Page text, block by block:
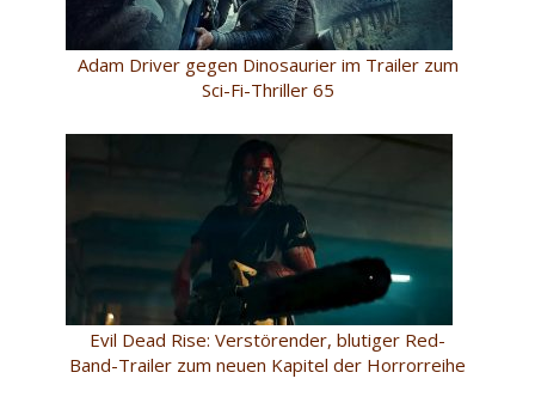
Adam Driver gegen Dinosaurier im Trailer zum
Sci-Fi-Thriller 65
Evil Dead Rise: Verstörender, blutiger Red-
Band-Trailer zum neuen Kapitel der Horrorreihe